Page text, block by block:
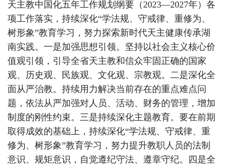
天主教中国化五年工作规划纲要（2023—2027年）各
项工作落实，持续深化“学法规、守戒律、重修为、
树形象”教育学习，努力探索新时代天主健康传承湖
南实践。一是加强思想引领。坚持以社会主义核心价
值观引领，引导全省天主教和信众牢固正确的国家
观、历史观、民族观、文化观、宗教观。二是深化全
面从严治教。持续用力解决当前存在的重点难点问
题，依法从严加强对人员、活动、财务的管理，增加
制度的刚性约束。三是持续深化主题教育。要在前期
取得成效的基础上，持续深化“学法规、守戒律、重
修为、树形象”教育学习，努力提升教职人员的法制
意识、规矩意识，自觉遵纪守法、遵章守纪。四是全